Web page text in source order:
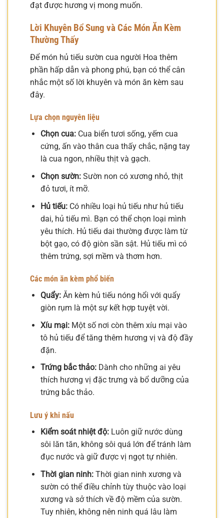
đạt được hương vị mong muốn.
Lời Khuyên Bổ Sung và Các Món Ăn Kèm
Thường Thấy
Để món hủ tiếu sườn cua người Hoa thêm
phần hấp dẫn và phong phú, bạn có thể cân
nhắc một số lời khuyên và món ăn kèm sau
đây.
Lựa chọn nguyên liệu
Chọn cua:Cua biển tươi sống, yếm cua
cứng, ấn vào thân cua thấy chắc, nặng tay
là cua ngon, nhiều thịt và gạch.
Chọn sườn:Sườn non có xương nhỏ, thịt
đỏ tươi, ít mỡ.
Hủ tiếu:Có nhiều loại hủ tiếu như hủ tiếu
dai, hủ tiếu mì. Bạn có thể chọn loại mình
yêu thích. Hủ tiếu dai thường được làm từ
bột gạo, có độ giòn sần sật. Hủ tiếu mì có
thêm trứng, sợi mềm và thơm hơn.
Các món ăn kèm phổ biến
Quẩy:Ăn kèm hủ tiếu nóng hổi với quẩy
giòn rụm là một sự kết hợp tuyệt vời.
Xíu mại:Một số nơi còn thêm xíu mại vào
tô hủ tiếu để tăng thêm hương vị và độ đầy
đặn.
Trứng bắc thảo:Dành cho những ai yêu
thích hương vị đặc trưng và bổ dưỡng của
trứng bắc thảo.
Lưu ý khi nấu
Kiểm soát nhiệt độ:Luôn giữ nước dùng
sôi lăn tăn, không sôi quá lớn để tránh làm
đục nước và giữ được vị ngọt tự nhiên.
Thời gian ninh:Thời gian ninh xương và
sườn có thể điều chỉnh tùy thuộc vào loại
xương và sở thích về độ mềm của sườn.
Tuy nhiên, không nên ninh quá lâu làm